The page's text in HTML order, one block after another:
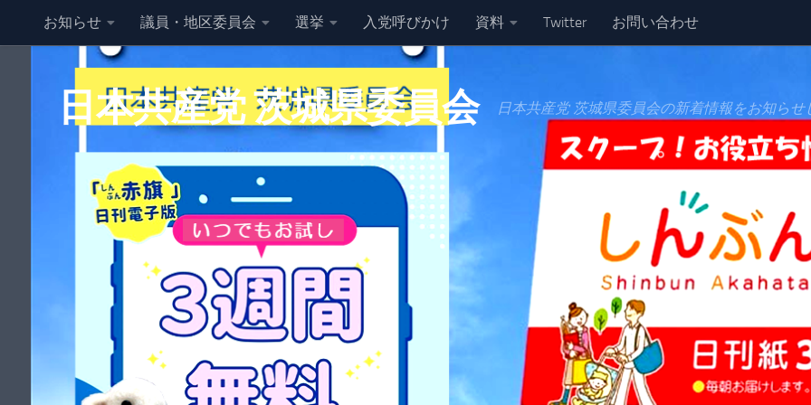
コンテンツへスキップ
お知らせ 議員・地区委員会 選挙 入党呼びかけ 資料 Twitter お問い合わせ
日本共産党 茨城県委員会 日本共産党 茨城県委員会の新着情報をお知らせ